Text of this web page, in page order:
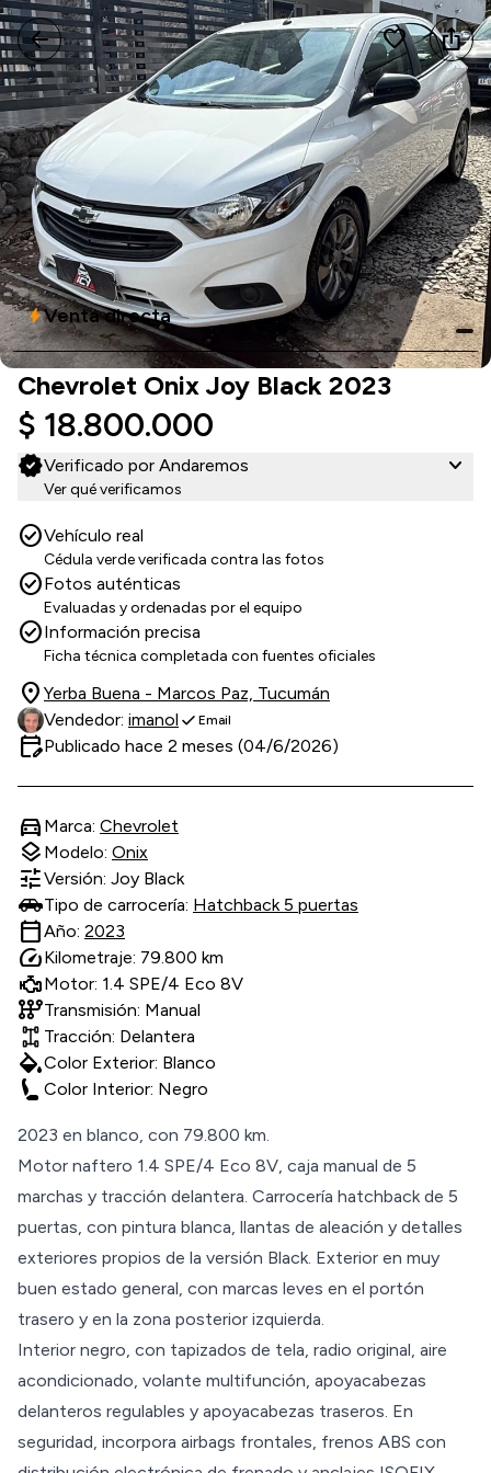
arrow_back favorite ios_share
boltVenta directa
Chevrolet Onix Joy Black 2023
$ 18.800.000
verifiedVerificado por Andaremos
Ver qué verificamos
expand_more
check_circleVehículo real
Cédula verde verificada contra las fotos
check_circleFotos auténticas
Evaluadas y ordenadas por el equipo
check_circleInformación precisa
Ficha técnica completada con fuentes oficiales
location_on Yerba Buena - Marcos Paz, Tucumán
Vendedor: imanol check Email
edit_calendarPublicado hace 2 meses (04/6/2026)
directions_car Marca: Chevrolet
layers Modelo: Onix
tuneVersión: Joy Black
Tipo de carrocería: Hatchback 5 puertas
calendar_todayAño: 2023
speedKilometraje: 79.800 km
Motor: 1.4 SPE/4 Eco 8V
auto_transmissionTransmisión: Manual
Tracción: Delantera
colorsColor Exterior: Blanco
Color Interior: Negro
2023 en blanco, con 79.800 km.
Motor naftero 1.4 SPE/4 Eco 8V, caja manual de 5
marchas y tracción delantera. Carrocería hatchback de 5
puertas, con pintura blanca, llantas de aleación y detalles
exteriores propios de la versión Black. Exterior en muy
buen estado general, con marcas leves en el portón
trasero y en la zona posterior izquierda.
Interior negro, con tapizados de tela, radio original, aire
acondicionado, volante multifunción, apoyacabezas
delanteros regulables y apoyacabezas traseros. En
seguridad, incorpora airbags frontales, frenos ABS con